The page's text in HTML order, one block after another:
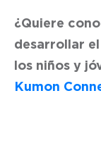
¿Quiere
desarrollar
los niños y
Kumon